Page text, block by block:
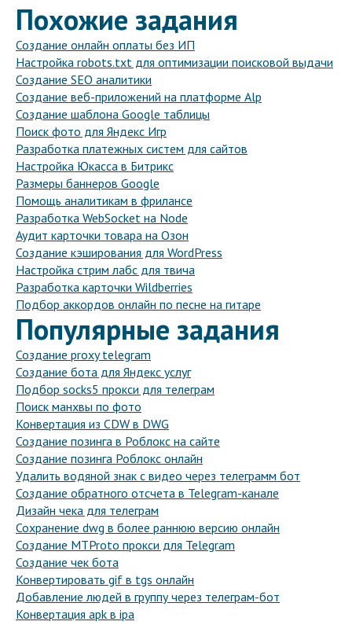
Похожие задания
Создание онлайн оплаты без ИП
Настройка robots.txt для оптимизации поисковой выдачи
Создание SEO аналитики
Создание веб-приложений на платформе Alp
Создание шаблона Google таблицы
Поиск фото для Яндекс Игр
Разработка платежных систем для сайтов
Настройка Юкасса в Битрикс
Размеры баннеров Google
Помощь аналитикам в фрилансе
Разработка WebSocket на Node
Аудит карточки товара на Озон
Создание кэширования для WordPress
Настройка стрим лабс для твича
Разработка карточки Wildberries
Подбор аккордов онлайн по песне на гитаре
Популярные задания
Создание proxy telegram
Создание бота для Яндекс услуг
Подбор socks5 прокси для телеграм
Поиск манхвы по фото
Конвертация из CDW в DWG
Создание позинга в Роблокс на сайте
Создание позинга Роблокс онлайн
Удалить водяной знак с видео через телеграмм бот
Создание обратного отсчета в Telegram-канале
Дизайн чека для телеграм
Сохранение dwg в более раннюю версию онлайн
Создание MTProto прокси для Telegram
Создание чек бота
Конвертировать gif в tgs онлайн
Добавление людей в группу через телеграм-бот
Конвертация apk в ipa